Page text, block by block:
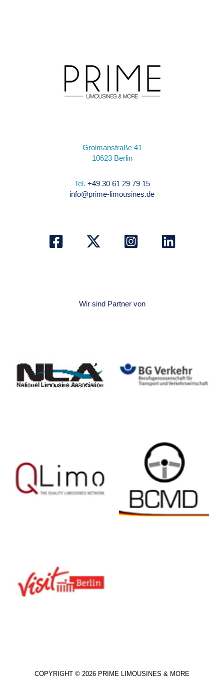
Grolmanstraße 41
10623 Berlin
Tel. +49 30 61 29 79 15
info@prime-limousines.de
Wir sind Partner von
COPYRIGHT © 2026 PRIME LIMOUSINES & MORE